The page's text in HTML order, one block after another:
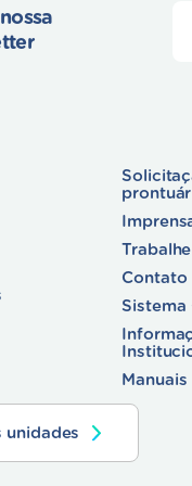
unidades
Contato
Sistema